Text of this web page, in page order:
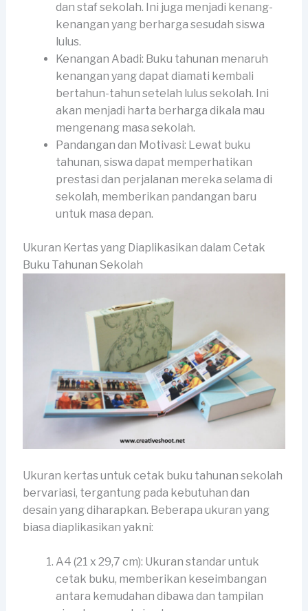
dan staf sekolah. Ini juga menjadi kenang-
kenangan yang berharga sesudah siswa
lulus.
Kenangan Abadi: Buku tahunan menaruh
kenangan yang dapat diamati kembali
bertahun-tahun setelah lulus sekolah. Ini
akan menjadi harta berharga dikala mau
mengenang masa sekolah.
Pandangan dan Motivasi: Lewat buku
tahunan, siswa dapat memperhatikan
prestasi dan perjalanan mereka selama di
sekolah, memberikan pandangan baru
untuk masa depan.
Ukuran Kertas yang Diaplikasikan dalam Cetak
Buku Tahunan Sekolah
Ukuran kertas untuk cetak buku tahunan sekolah
bervariasi, tergantung pada kebutuhan dan
desain yang diharapkan. Beberapa ukuran yang
biasa diaplikasikan yakni:
A4 (21 x 29,7 cm): Ukuran standar untuk
cetak buku, memberikan keseimbangan
antara kemudahan dibawa dan tampilan